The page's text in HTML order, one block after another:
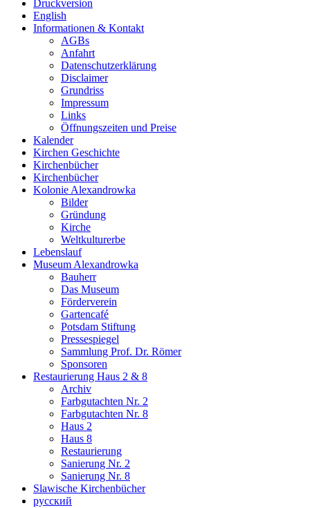
Druckversion
English
Informationen & Kontakt
AGBs
Anfahrt
Datenschutzerklärung
Disclaimer
Grundriss
Impressum
Links
Öffnungszeiten und Preise
Kalender
Kirchen Geschichte
Kirchenbücher
Kirchenbücher
Kolonie Alexandrowka
Bilder
Gründung
Kirche
Weltkulturerbe
Lebenslauf
Museum Alexandrowka
Bauherr
Das Museum
Förderverein
Gartencafé
Potsdam Stiftung
Pressespiegel
Sammlung Prof. Dr. Römer
Sponsoren
Restaurierung Haus 2 & 8
Archiv
Farbgutachten Nr. 2
Farbgutachten Nr. 8
Haus 2
Haus 8
Restaurierung
Sanierung Nr. 2
Sanierung Nr. 8
Slawische Kirchenbücher
русский